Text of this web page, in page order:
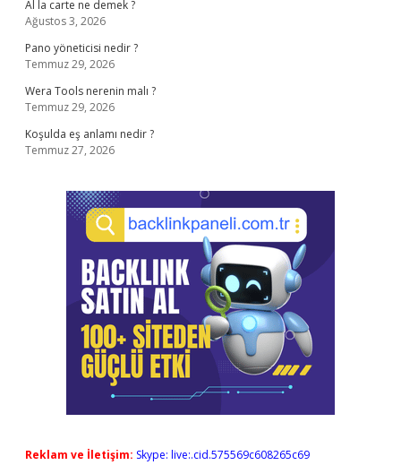
Al la carte ne demek ?
Ağustos 3, 2026
Pano yöneticisi nedir ?
Temmuz 29, 2026
Wera Tools nerenin malı ?
Temmuz 29, 2026
Koşulda eş anlamı nedir ?
Temmuz 27, 2026
Reklam ve İletişim: Skype: live:.cid.575569c608265c69